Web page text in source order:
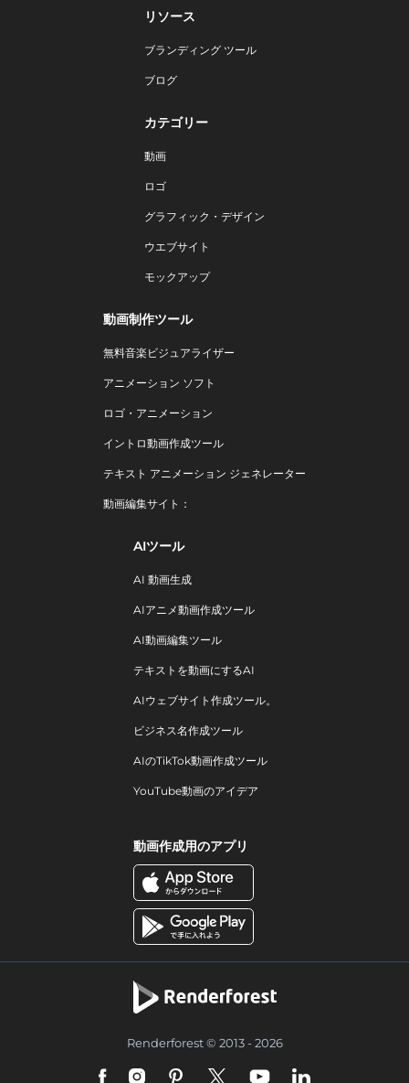
リソース
ブランディング ツール
ブログ
カテゴリー
動画
ロゴ
グラフィック・デザイン
ウエブサイト
モックアップ
動画制作ツール
無料音楽ビジュアライザー
アニメーション ソフト
ロゴ・アニメーション
イントロ動画作成ツール
テキスト アニメーション ジェネレーター
動画編集サイト：
AIツール
AI 動画生成
AIアニメ動画作成ツール
AI動画編集ツール
テキストを動画にするAI
AIウェブサイト作成ツール。
ビジネス名作成ツール
AIのTikTok動画作成ツール
YouTube動画のアイデア
動画作成用のアプリ
Renderforest © 2013 - 2026